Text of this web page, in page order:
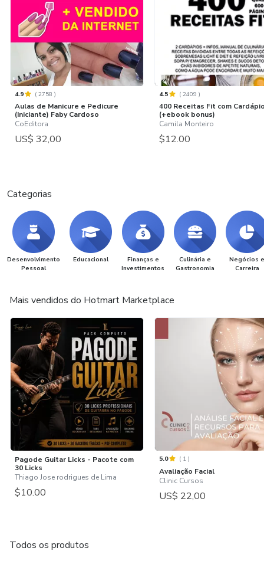
4.9 (2758 )
Aulas de Manicure e Pedicure
(Iniciante) Faby Cardoso
CoEditora
US$ 32,00
4.5 (2409 )
400 Receitas Fit com
(+ebook bonus)
Camila Monteiro
$12.00
Categorias
Desenvolvimento
Pessoal
Educacional
Finanças e
Investimentos
Culinária e
Gastronomia
Negócios e
Carreira
Mais vendidos do Hotmart Marketplace
Pagode Guitar Licks - Pacote com
30 Licks
Thiago Jose rodrigues de Lima
$10.00
5.0 ( 1 )
Avaliação Facial
Clinic Cursos
US$ 22,00
Todos os produtos